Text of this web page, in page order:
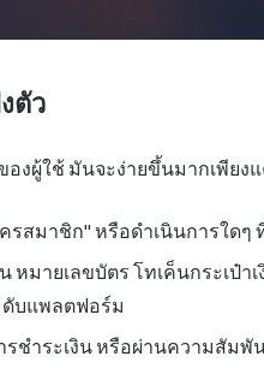
ตัว
งผู้ใช้ มันจะง่ายขึ้นมากเพียง
สมาชิก" หรือดำเนินการใดๆ
หมายเลขบัตร โทเค็นกระเป๋
ดับแพลตฟอร์ม
รชำระเงิน หรือผ่านความสัมพั